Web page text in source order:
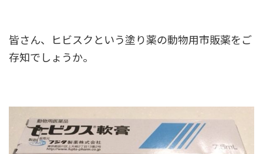
皆さん、ヒビスクという塗り薬の動物用市販薬をご
存知でしょうか。